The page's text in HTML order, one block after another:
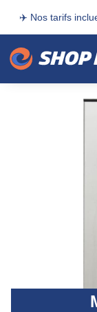
✈️ Nos tarifs